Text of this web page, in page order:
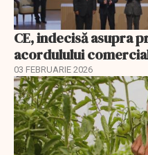
CE, indecisă asupra
acordulului
03 FEBRUARIE 2026